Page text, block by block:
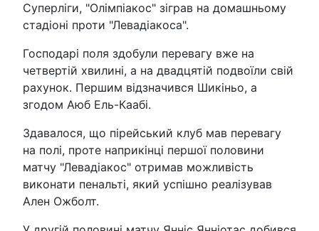
Суперліги, "Олімпіакос" зіграв на домашньому
стадіоні проти "Левадіакоса".
Господарі поля здобули перевагу вже на
четвертій хвилині, а на двадцятій подвоїли свій
рахунок. Першим відзначився Шикіньо, а
згодом Аюб Ель-Каабі.
Здавалося, що пірейський клуб мав перевагу
на полі, проте наприкінці першої половини
матчу "Левадіакос" отримав можливість
виконати пенальті, який успішно реалізував
Ален Ожболт.